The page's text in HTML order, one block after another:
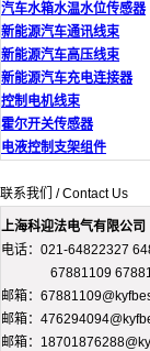
汽车水箱水温水位传感器
新能源汽车通讯线束
新能源汽车高压线束
新能源汽车充电连接器
控制电机线束
霍尔开关传感器
电液控制支架组件
联系我们 / Contact Us
上海科迎法电气有限公司
电话：021-64822327
67881109
邮箱：
邮箱：
邮箱：